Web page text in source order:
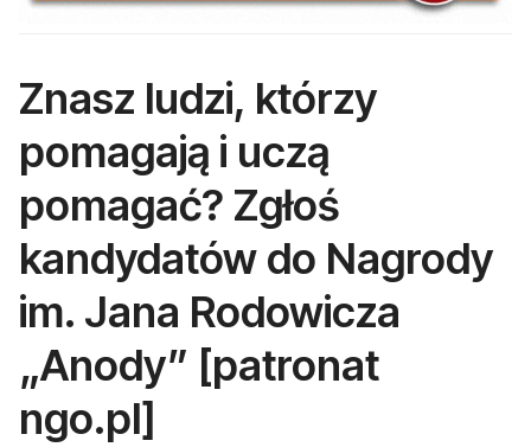
Znasz ludzi, którzy
pomagają i uczą
pomagać? Zgłoś
kandydatów do Nagrody
im. Jana Rodowicza
„Anody” [patronat
ngo.pl]